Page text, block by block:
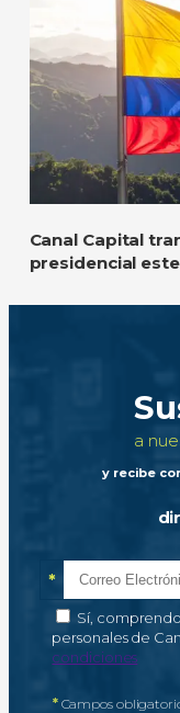
Canal Capital
presidencial
a
y recibe
Correo
*Campo
Autorización de
Sí,
personales de
condiciones
*Campos